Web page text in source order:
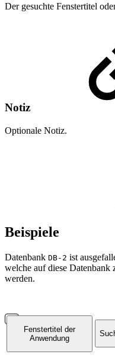
Der gesuchte Fenstertitel
Notiz
Optionale Notiz.
Beispiele
Datenbank DB-2 ist
welche auf diese Datenbank
werden.
Fenstertitel der
Anwendung